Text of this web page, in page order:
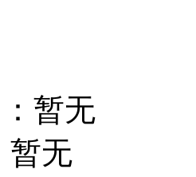
暂无
暂无